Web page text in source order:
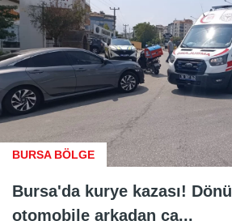
BURSA BÖLGE
Bursa'da kurye kazası!
otomobile arkadan ça...